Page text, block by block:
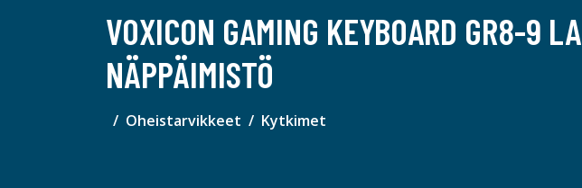
VOXICON GAMING KEYBOARD GR8-9
NÄPPÄIMISTÖ
Oheistarvikkeet Kytkimet